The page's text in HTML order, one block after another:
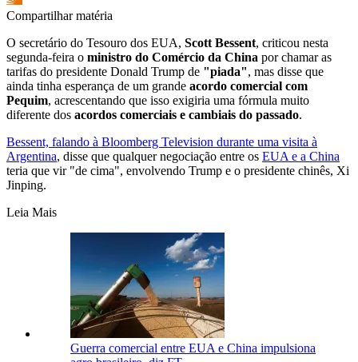
Compartilhar matéria
O secretário do Tesouro dos EUA, Scott Bessent, criticou nesta
segunda-feira o ministro do Comércio da China por chamar as
tarifas do presidente Donald Trump de "piada", mas disse que
ainda tinha esperança de um grande acordo comercial com
Pequim, acrescentando que isso exigiria uma fórmula muito
diferente dos acordos comerciais e cambiais do passado.
Bessent, falando à Bloomberg Television durante uma visita à
Argentina, disse que qualquer negociação entre os EUA e a China
teria que vir "de cima", envolvendo Trump e o presidente chinês, Xi
Jinping.
Leia Mais
Guerra comercial entre EUA e China impulsiona